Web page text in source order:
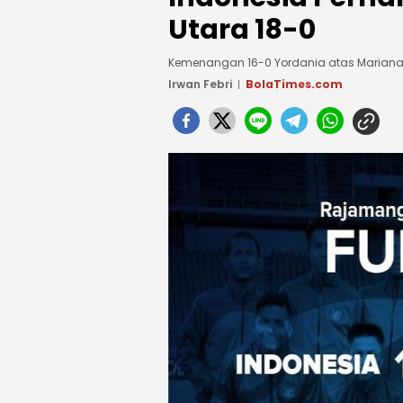
Utara 18-0
Kemenangan 16-0 Yordania atas
Irwan Febri
BolaTimes.com